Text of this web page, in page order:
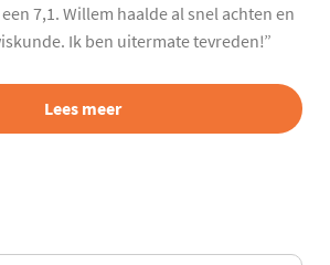
7,1. Willem haalde al snel achten en
Ik ben uitermate tevreden!”
Lees meer